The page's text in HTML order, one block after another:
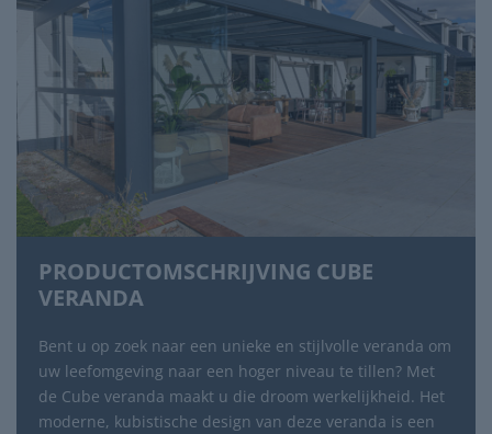
PRODUCTOMSCHRIJVING CUBE
VERANDA
Bent u op zoek naar een unieke en stijlvolle veranda om
uw leefomgeving naar een hoger niveau te tillen? Met
de Cube veranda maakt u die droom werkelijkheid. Het
moderne, kubistische design van deze veranda is een